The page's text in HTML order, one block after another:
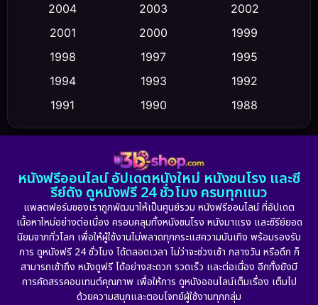
Crime อาชญากรรม (355)
Culture (23)
Dance เต้น
Detective สืบสวน (5)
Detective สืบสวน (56)
Disaster (10)
Disney+ (24)
2004
2003
2002
2001
2000
1999
1998
1997
1995
1994
1993
1992
1991
1990
1988
1986
1985
1983
1981
1974
1971 1962
หนังฟรีออนไลน์ อัปเดตหนังใหม่ หนังชนโรง และซี
รีย์ดัง ดูหนังฟรี 24 ชั่วโมง ครบทุกแนว
แพลตฟอร์มของเราถูกพัฒนาให้เป็นศูนย์รวม หนังฟรีออนไลน์ ที่อัปเดต
เนื้อหาใหม่อย่างต่อเนื่อง ครอบคลุมทั้งหนังชนโรง หนังมาแรง และซีรีย์ยอด
นิยมจากทั่วโลก เพื่อให้ผู้ใช้งานไม่พลาดทุกกระแสความบันเทิง พร้อมรองรับ
การ ดูหนังฟรี 24 ชั่วโมง ได้ตลอดเวลา ไม่ว่าจะช่วงเช้า กลางวัน หรือดึก ก็
สามารถเข้าถึง หนังดูฟรี ได้อย่างสะดวก รวดเร็ว และต่อเนื่อง อีกทั้งยังมี
การคัดสรรคอนเทนต์คุณภาพ เพื่อให้การ ดูหนังออนไลน์เต็มเรื่อง เต็มไป
ด้วยความสนุกและตอบโจทย์ผู้ใช้งานทุกกลุ่ม